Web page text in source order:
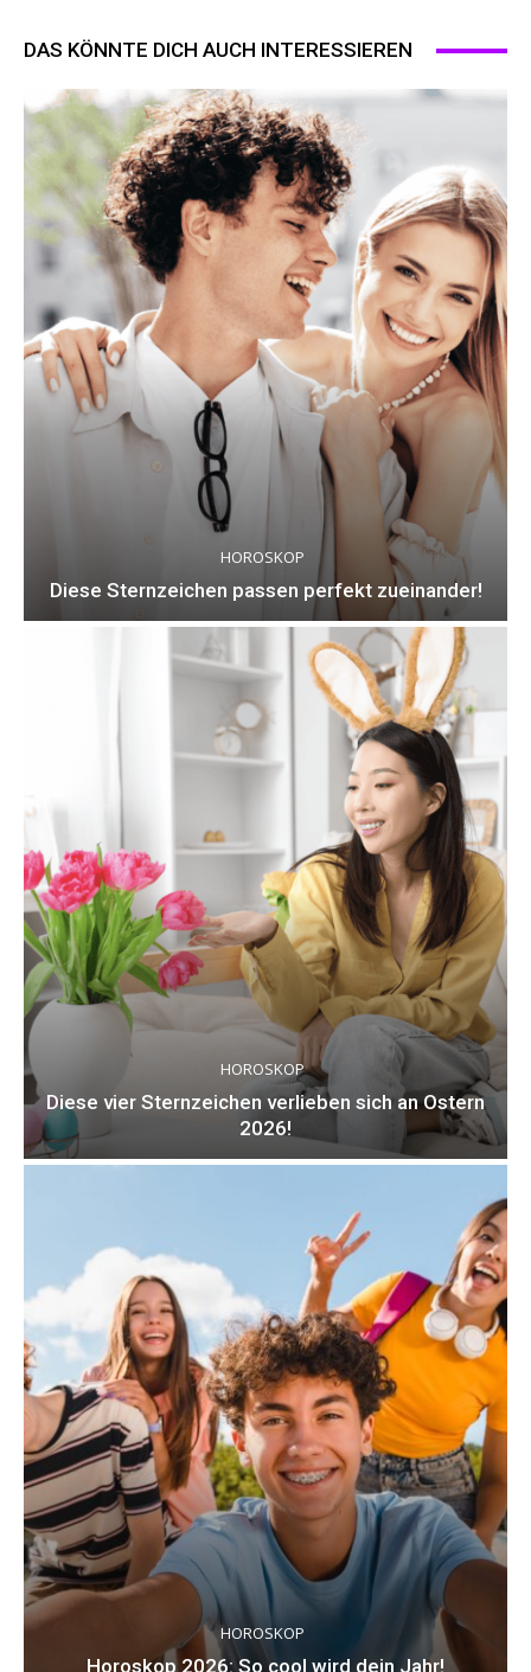
DAS KÖNNTE DICH AUCH INTERESSIEREN
HOROSKOP
Diese Sternzeichen passen perfekt zueinander!
HOROSKOP
Diese vier Sternzeichen verlieben sich an Ostern
2026!
HOROSKOP
Horoskop 2026: So cool wird dein Jahr!